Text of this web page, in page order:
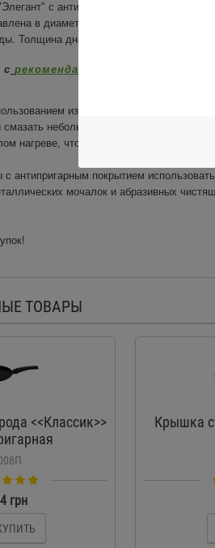
с антипригарным покрытием и
в диаметерах 220-260 мм
Толщина дна изделия - 5 мм.
с рекомендациями по
изделие необходимо
смазать небольшим количеством
нагреве, что продлит срок
антипригарным покрытием
мочалок и абразивных
ТОВАРЫ
<<Классик>>
грн
Крышка